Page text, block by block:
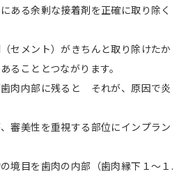
ある余剰な接着剤を正確に取り除く
セメント）がきちんと取り除けたか
ることとつながります。
肉内部に残ると それが、原因で炎
審美性を重視する部位にインプラン
境目を歯肉の内部（歯肉縁下１〜１.